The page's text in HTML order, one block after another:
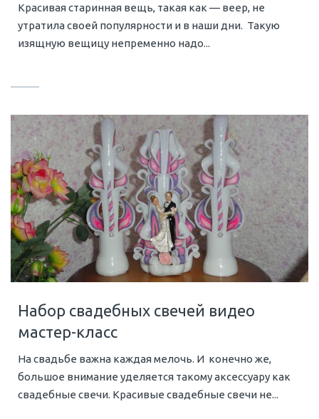
Красивая старинная вещь, такая как — веер, не
утратила своей популярности и в наши дни. Такую
изящную вещицу непременно надо...
Набор свадебных свечей видео
мастер-класс
На свадьбе важна каждая мелочь. И конечно же,
большое внимание уделяется такому аксессуару как
свадебные свечи. Красивые свадебные свечи не...